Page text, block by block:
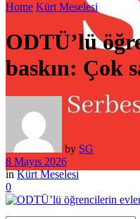
Home Kürt Meselesi
ODTÜ’lü
baskın: Çok
by SG
8 Mayıs 2026
in Kürt Meselesi
0